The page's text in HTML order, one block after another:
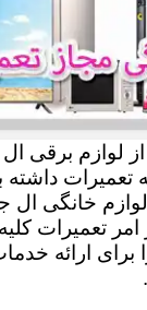
لوازم برقی
تعمیرات داشته
خانگی ال
امر تعمیرات
برای ارائه